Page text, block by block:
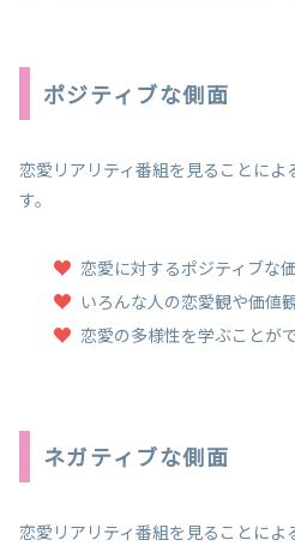
ポジティブな側面
恋愛リアリティ番組を見ることに
す。
恋愛に対するポジティブな
いろんな人の恋愛観や価値
恋愛の多様性を学ぶことが
ネガティブな側面
恋愛リアリティ番組を見ることに